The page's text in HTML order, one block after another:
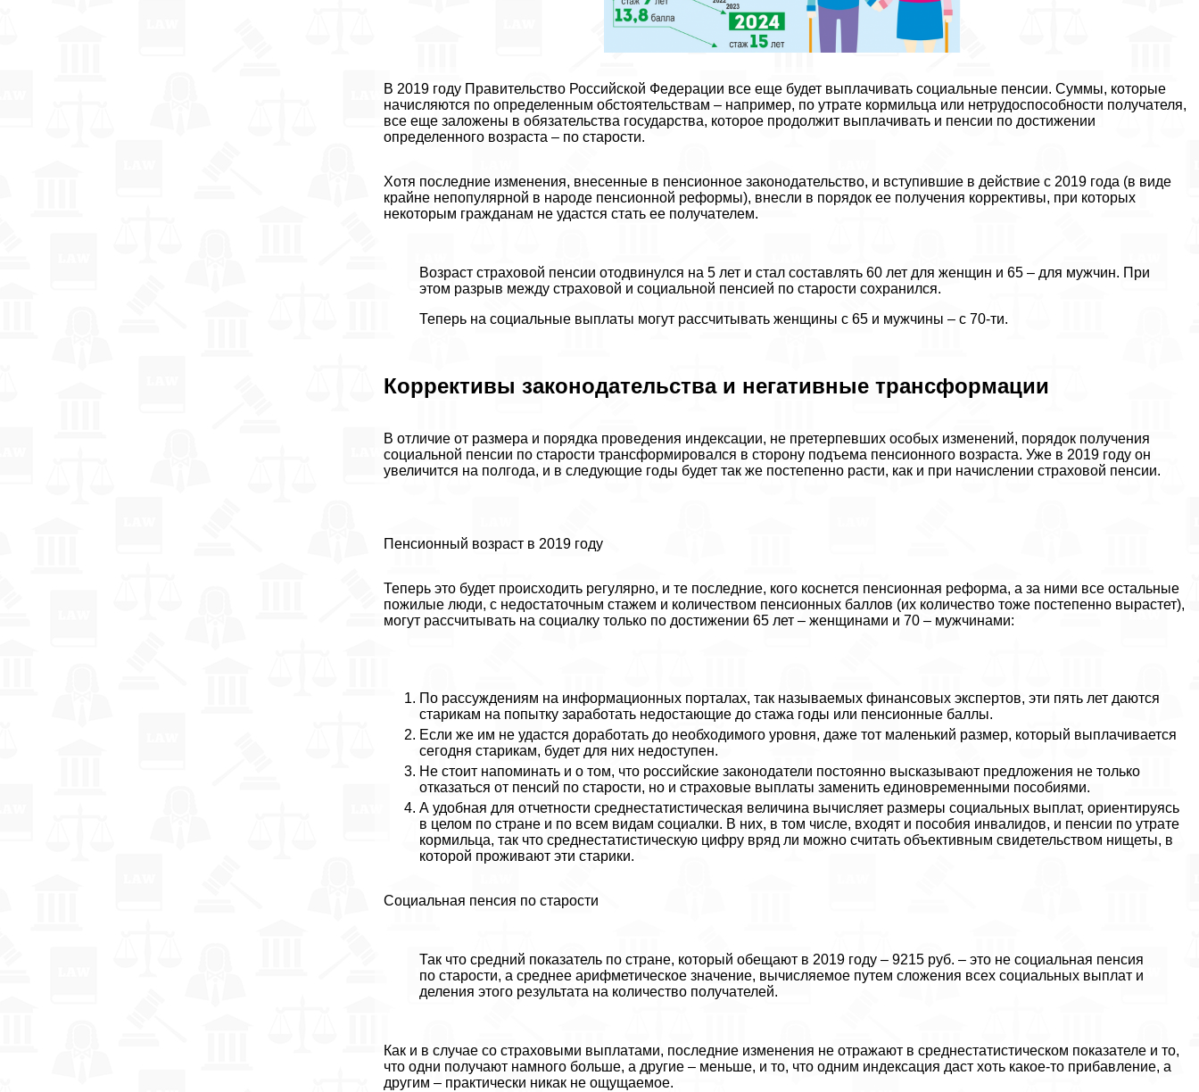
В 2019 году Правительство Российской Федерации все еще будет выплачивать социальные пенсии. Суммы, которые
начисляются по определенным обстоятельствам – например, по утрате кормильца или нетрудоспособности получателя,
все еще заложены в обязательства государства, которое продолжит выплачивать и пенсии по достижении
определенного возраста – по старости.
Хотя последние изменения, внесенные в пенсионное законодательство, и вступившие в действие с 2019 года (в виде
крайне непопулярной в народе пенсионной реформы), внесли в порядок ее получения коррективы, при которых
некоторым гражданам не удастся стать ее получателем.
Возраст страховой пенсии отодвинулся на 5 лет и стал составлять 60 лет для женщин и 65 – для мужчин. При
этом разрыв между страховой и социальной пенсией по старости сохранился.
Теперь на социальные выплаты могут рассчитывать женщины с 65 и мужчины – с 70-ти.
Коррективы законодательства и негативные трaнcформации
В отличие от размера и порядка проведения индексации, не претерпевших особых изменений, порядок получения
социальной пенсии по старости трaнcформировался в сторону подъема пенсионного возраста. Уже в 2019 году он
увеличится на полгода, и в следующие годы будет так же постепенно расти, как и при начислении страховой пенсии.
Пенсионный возраст в 2019 году
Теперь это будет происходить регулярно, и те последние, кого коснется пенсионная реформа, а за ними все остальные
пожилые люди, с недостаточным стажем и количеством пенсионных баллов (их количество тоже постепенно вырастет),
могут рассчитывать на социалку только по достижении 65 лет – женщинами и 70 – мужчинами:
По рассуждениям на информационных порталах, так называемых финансовых экспертов, эти пять лет даются
старикам на попытку заработать недостающие до стажа годы или пенсионные баллы.
Если же им не удастся доработать до необходимого уровня, даже тот маленький размер, который выплачивается
сегодня старикам, будет для них недоступен.
Не стоит напоминать и о том, что российские законодатели постоянно высказывают предложения не только
отказаться от пенсий по старости, но и страховые выплаты заменить единовременными пособиями.
А удобная для отчетности среднестатистическая величина вычисляет размеры социальных выплат, ориентируясь
в целом по стране и по всем видам социалки. В них, в том числе, входят и пособия инвалидов, и пенсии по утрате
кормильца, так что среднестатистическую цифру вряд ли можно считать объективным свидетельством нищеты, в
которой проживают эти старики.
Социальная пенсия по старости
Так что средний показатель по стране, который обещают в 2019 году – 9215 руб. – это не социальная пенсия
по старости, а среднее арифметическое значение, вычисляемое путем сложения всех социальных выплат и
деления этого результата на количество получателей.
Как и в случае со страховыми выплатами, последние изменения не отражают в среднестатистическом показателе и то,
что одни получают намного больше, а другие – меньше, и то, что одним индексация даст хоть какое-то прибавление, а
другим – пpaктически никак не ощущаемое.